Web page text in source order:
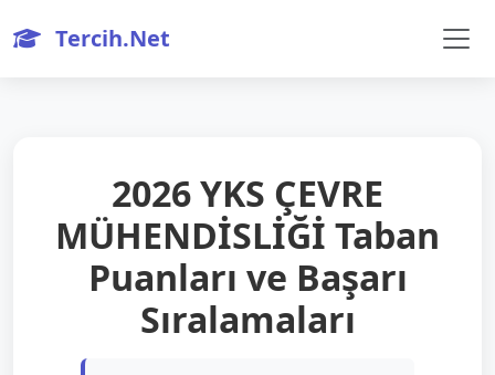
Tercih.Net
2026 YKS ÇEVRE
MÜHENDİSLİĞİ Taban
Puanları ve Başarı
Sıralamaları